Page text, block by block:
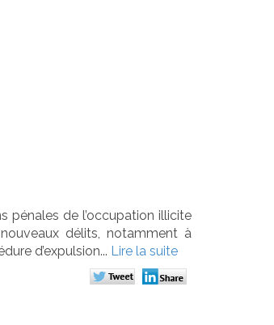
pénales de l’occupation illicite
délits, notamment à
d’expulsion... Lire la suite